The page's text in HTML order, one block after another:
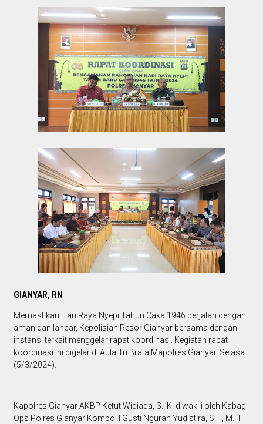
GIANYAR, RN
Memastikan Hari Raya Nyepi Tahun Caka 1946 berjalan dengan
aman dan lancar, Kepolisian Resor Gianyar bersama dengan
instansi terkait menggelar rapat koordinasi. Kegiatan rapat
koordinasi ini digelar di Aula Tri Brata Mapolres Gianyar, Selasa
(5/3/2024).
Kapolres Gianyar AKBP Ketut Widiada, S.I.K. diwakili oleh Kabag
Ops Polres Gianyar Kompol I Gusti Ngurah Yudistira, S.H, M.H